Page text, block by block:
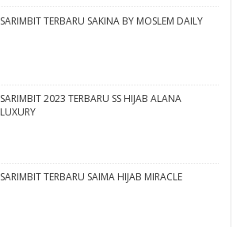
SARIMBIT TERBARU SAKINA BY MOSLEM DAILY
SARIMBIT 2023 TERBARU SS HIJAB ALANA
LUXURY
SARIMBIT TERBARU SAIMA HIJAB MIRACLE